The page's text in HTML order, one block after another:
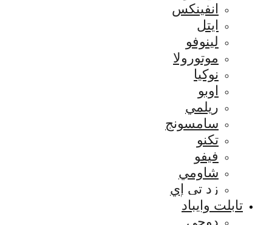
انفينكس
ايتل
لينوفو
موتورولا
نوكيا
اوبو
ريلمي
سامسونج
تكنو
فيفو
شاومي
زد تي إي
تابلت وايباد
دوجى